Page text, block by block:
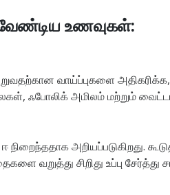
வேண்டிய உணவுகள்:
வாய்ப்புகளை
ஃபோலிக் அமிலம் மற்றும்
நிறைந்ததாக அறியப்படுகிறது.
வறுத்து சிறிது உப்பு